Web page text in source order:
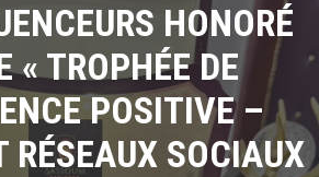
HONORÉ
« TROPHÉE DE
POSITIVE –
RÉSEAUX SOCIAUX